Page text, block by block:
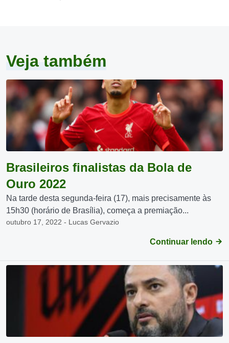
Veja também
Brasileiros finalistas da Bola de
Ouro 2022
Na tarde desta segunda-feira (17), mais precisamente às
15h30 (horário de Brasília), começa a premiação...
outubro 17, 2022 - Lucas Gervazio
Continuar lendo